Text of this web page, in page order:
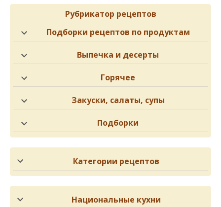
Рубрикатор рецептов
Подборки рецептов по продуктам
Выпечка и десерты
Горячее
Закуски, салаты, супы
Подборки
Категории рецептов
Национальные кухни